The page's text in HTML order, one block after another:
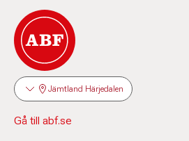
Jämtland Härjedalen
Gå till abf.se